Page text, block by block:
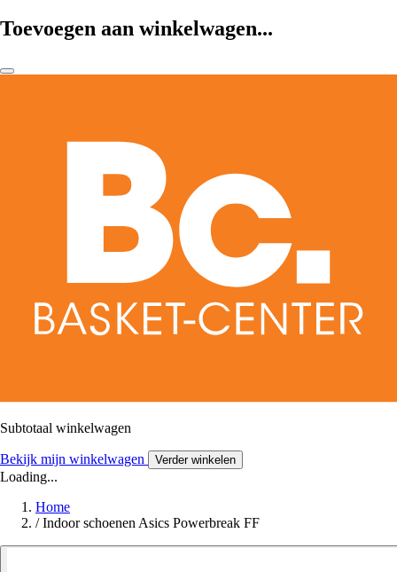
Toevoegen aan winkelwagen...
Subtotaal winkelwagen
Bekijk mijn winkelwagen Verder winkelen
Loading...
Home
/ Indoor schoenen Asics Powerbreak FF